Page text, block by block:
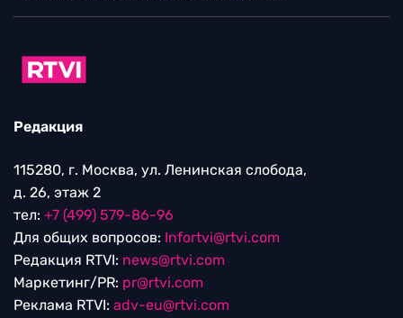
Редакция
115280, г. Москва, ул. Ленинская слобода,
д. 26, этаж 2
тел: +7 (499) 579-86-96
Для общих вопросов: Infortvi@rtvi.com
Редакция RTVI: news@rtvi.com
Маркетинг/PR: pr@rtvi.com
Реклама RTVI: adv-eu@rtvi.com